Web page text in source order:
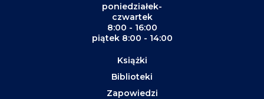
poniedziałek-
czwartek
8:00 - 16:00
piątek 8:00 - 14:00
Książki
Biblioteki
Zapowiedzi